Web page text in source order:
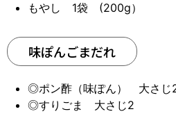
もやし 1袋 (200g）
味ぽんごまだれ
◎ポン酢（味ぽん） 大さじ
◎すりごま 大さじ2